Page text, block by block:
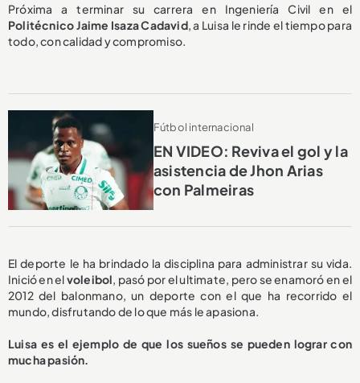
Próxima a terminar su carrera en Ingeniería Civil en el
Politécnico Jaime Isaza Cadavid, a Luisa le rinde el tiempo para
todo, con calidad y compromiso.
Fútbol internacional
EN VIDEO: Reviva el gol y la
asistencia de Jhon Arias
con Palmeiras
El deporte le ha brindado la disciplina para administrar su vida.
Inició en elvoleibol, pasó por el ultimate, pero se enamoró en el
2012 del balonmano, un deporte con el que ha recorrido el
mundo, disfrutando de lo que más le apasiona.
Luisa es el ejemplo de que los sueños se pueden lograr con
mucha pasión.